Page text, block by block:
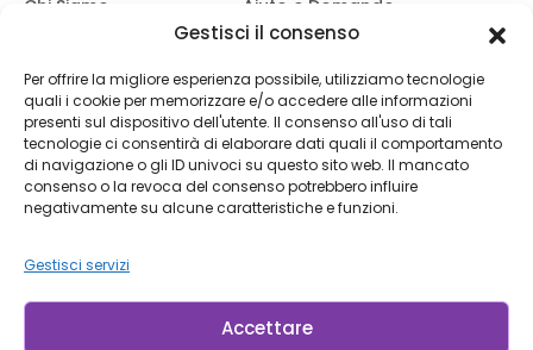
Gestisci il consenso
Per offrire la migliore esperienza possibile, utilizziamo tecnologie
quali i cookie per memorizzare e/o accedere alle informazioni
presenti sul dispositivo dell'utente. Il consenso all'uso di tali
tecnologie ci consentirà di elaborare dati quali il comportamento
di navigazione o gli ID univoci su questo sito web. Il mancato
consenso o la revoca del consenso potrebbero influire
negativamente su alcune caratteristiche e funzioni.
Gestisci servizi
Accettare
Chi Siamo
Contattaci
Blog
Aiuto e Domande
Frequenti
Segui il Tuo Ordine
Spedizioni e Resi
Accessibilità
Iscriviti alla Nostra Newsletter
Informativa sulla privacy.